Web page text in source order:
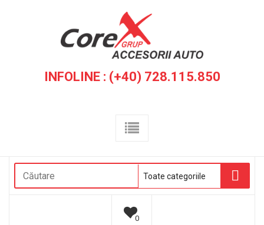
INFOLINE : (+40) 728.115.850
0